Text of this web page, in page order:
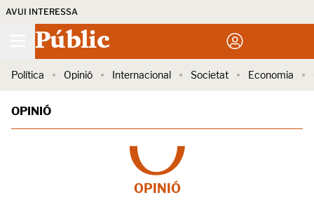
AVUI INTERESSA
Públic
Política Opinió Internacional Societat Economia
OPINIÓ
OPINIÓ